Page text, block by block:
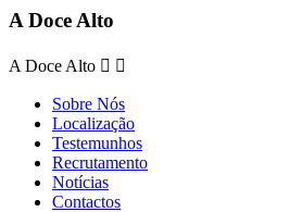
A Doce Alto
A Doce Alto  
Sobre Nós
Localização
Testemunhos
Recrutamento
Notícias
Contactos